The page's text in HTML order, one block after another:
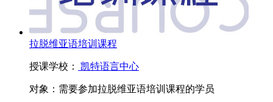
拉脱维亚语培训课程
授课学校： 凯特语言中心
对象： 需要参加拉脱维亚语培训课程的学员